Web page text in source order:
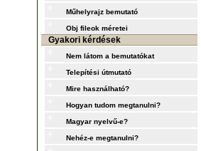
Műhelyrajz bemutató
Obj fileok méretei
Gyakori kérdések
Nem látom a bemutatókat
Telepítési útmutató
Mire használható?
Hogyan tudom megtanulni?
Magyar nyelvű-e?
Nehéz-e megtanulni?